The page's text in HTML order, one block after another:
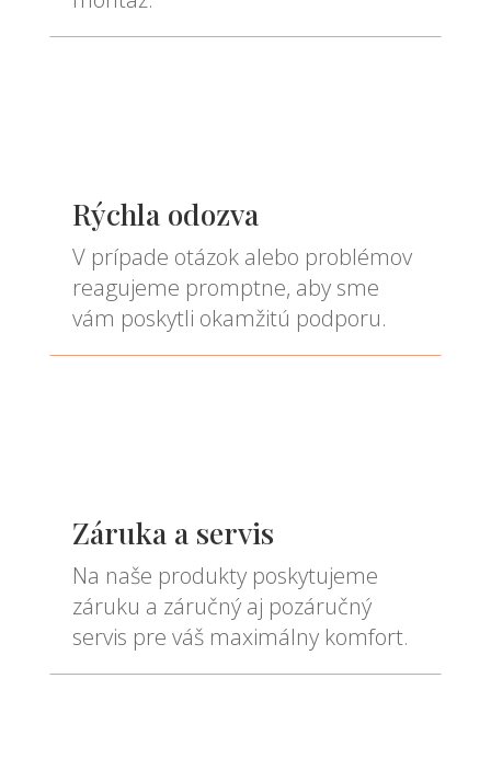
Rýchla odozva
V prípade otázok alebo problémov
reagujeme promptne, aby sme
vám poskytli okamžitú podporu.
Záruka a servis
Na naše produkty poskytujeme
záruku a záručný aj pozáručný
servis pre váš maximálny komfort.